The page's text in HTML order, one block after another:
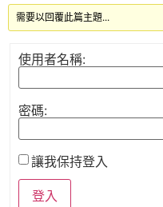
需要以回覆此篇主題...
使用者名稱:
密碼:
讓我保持登入
登入